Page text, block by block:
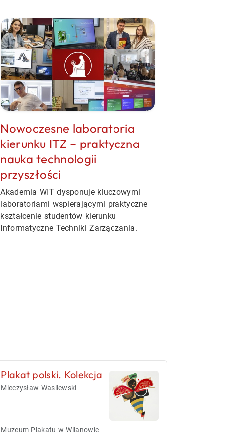
Nowoczesne laboratoria
kierunku ITZ – praktyczna
nauka technologii
przyszłości
Akademia WIT dysponuje kluczowymi
laboratoriami wspierającymi praktyczne
kształcenie studentów kierunku
Informatyczne Techniki Zarządzania.
Plakat polski. Kolekcja
Mieczysław Wasilewski
Muzeum Plakatu w Wilanowie